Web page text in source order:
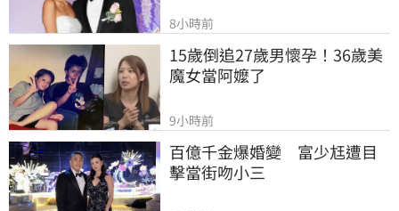
8小時前
15歲倒追27歲男懷孕！36歲美
魔女當阿嬤了
9小時前
百億千金爆婚變　富少尪遭目
擊當街吻小三